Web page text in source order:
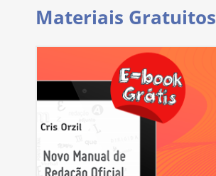
Materiais Gratuitos